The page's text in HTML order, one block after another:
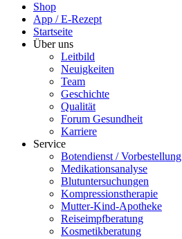
Shop
App / E-Rezept
Startseite
Über uns
Leitbild
Neuigkeiten
Team
Geschichte
Qualität
Forum Gesundheit
Karriere
Service
Botendienst / Vorbestellung
Medikationsanalyse
Blutuntersuchungen
Kompressionstherapie
Mutter-Kind-Apotheke
Reiseimpfberatung
Kosmetikberatung